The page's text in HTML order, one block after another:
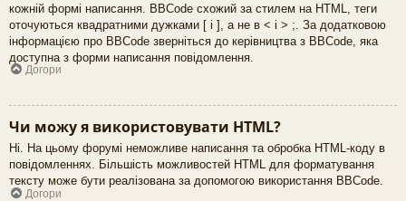
кожній формі написання. BBCode схожий за стилем на HTML, теги
оточуються квадратними дужками [ і ], а не в < і > ;. За додатковою
інформацією про BBCode зверніться до керівництва з BBCode, яка
доступна з форми написання повідомлення.
Догори
Чи можу я використовувати HTML?
Ні. На цьому форумі неможливе написання та обробка HTML-коду в
повідомленнях. Більшість можливостей HTML для форматування
тексту може бути реалізована за допомогою використання BBCode.
Догори